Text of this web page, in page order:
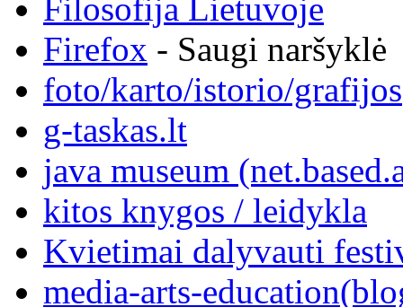
Filosofija Lietuvoje
Firefox - Saugi naršyklė
foto/karto/istorio/grafijos
g-taskas.lt
java museum
kitos knygos / leidykla
Kvietimai dalyvauti
media-arts-